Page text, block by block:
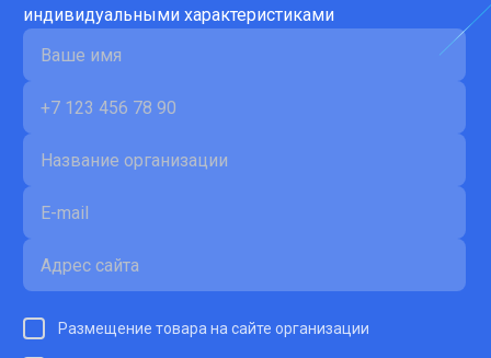
индивидуальными характеристиками
Размещение товара на сайте организации